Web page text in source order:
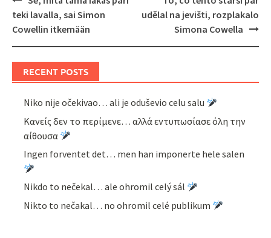
navigation
teki lavalla, sai Simon
Cowellin itkemään
udělal na jevišti, rozplakalo
Simona Cowella
RECENT POSTS
Niko nije očekivao… ali je oduševio celu salu
Κανείς δεν το περίμενε… αλλά εντυπωσίασε όλη την
αίθουσα
Ingen forventet det… men han imponerte hele salen
Nikdo to nečekal… ale ohromil celý sál
Nikto to nečakal… no ohromil celé publikum